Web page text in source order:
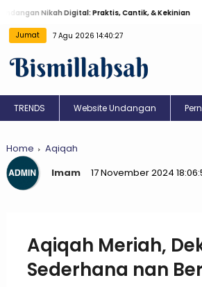
Nikah Digital: Praktis, Cantik, & Kekinian
Jumat 7 Agu 2026 14:40:27
TRENDS Website Undangan
Home
Aqiqah
Imam
17 November 2024
Aqiqah Meriah,
Sederhana nan